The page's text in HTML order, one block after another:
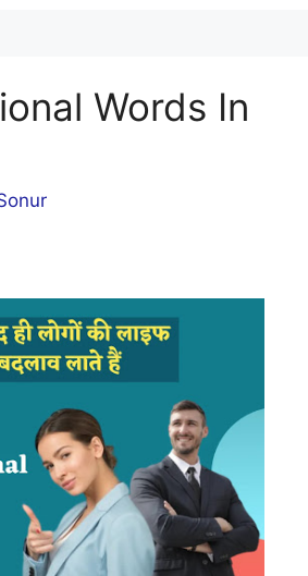
Words In